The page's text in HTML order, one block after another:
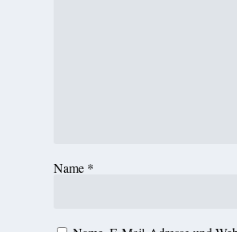
Name *